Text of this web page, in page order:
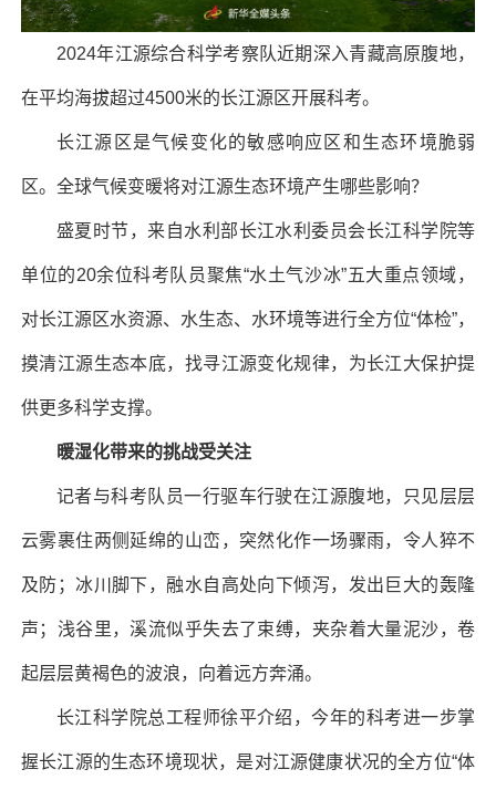
2024年江源综合科学考察队近期深入青藏高原腹地，
在平均海拔超过4500米的长江源区开展科考。
长江源区是气候变化的敏感响应区和生态环境脆弱
区。全球气候变暖将对江源生态环境产生哪些影响？
盛夏时节，来自水利部长江水利委员会长江科学院等
单位的20余位科考队员聚焦“水土气沙冰”五大重点领域，
对长江源区水资源、水生态、水环境等进行全方位“体检”，
摸清江源生态本底，找寻江源变化规律，为长江大保护提
供更多科学支撑。
暖湿化带来的挑战受关注
记者与科考队员一行驱车行驶在江源腹地，只见层层
云雾裹住两侧延绵的山峦，突然化作一场骤雨，令人猝不
及防；冰川脚下，融水自高处向下倾泻，发出巨大的轰隆
声；浅谷里，溪流似乎失去了束缚，夹杂着大量泥沙，卷
起层层黄褐色的波浪，向着远方奔涌。
长江科学院总工程师徐平介绍，今年的科考进一步掌
握长江源的生态环境现状，是对江源健康状况的全方位“体